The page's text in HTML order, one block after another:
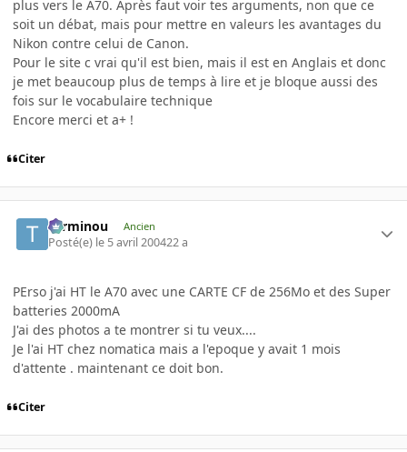
plus vers le A70. Après faut voir tes arguments, non que ce
soit un débat, mais pour mettre en valeurs les avantages du
Nikon contre celui de Canon.
Pour le site c vrai qu'il est bien, mais il est en Anglais et donc
je met beaucoup plus de temps à lire et je bloque aussi des
fois sur le vocabulaire technique
Encore merci et a+ !
Citer
Terminou Ancien
Posté(e) le 5 avril 200422 a
PErso j'ai HT le A70 avec une CARTE CF de 256Mo et des Super
batteries 2000mA
J'ai des photos a te montrer si tu veux....
Je l'ai HT chez nomatica mais a l'epoque y avait 1 mois
d'attente . maintenant ce doit bon.
Citer